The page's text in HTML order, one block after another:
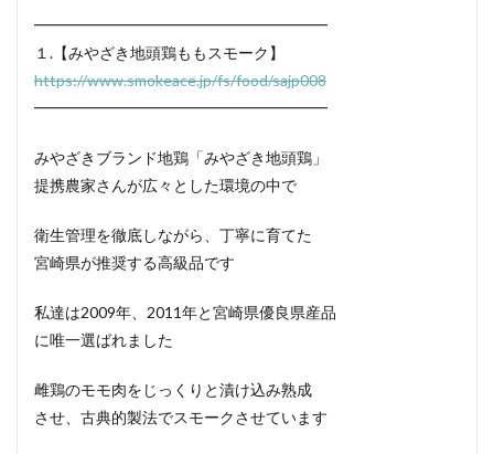
━━━━━━━━━━━━━━━━━━━
１.【みやざき地頭鶏ももスモーク】
https://www.smokeace.jp/fs/food/sajp008
━━━━━━━━━━━━━━━━━━━
みやざきブランド地鶏「みやざき地頭鶏」
提携農家さんが広々とした環境の中で
衛生管理を徹底しながら、丁寧に育てた
宮崎県が推奨する高級品です
私達は2009年、2011年と宮崎県優良県産品
に唯一選ばれました
雌鶏のモモ肉をじっくりと漬け込み熟成
させ、古典的製法でスモークさせています